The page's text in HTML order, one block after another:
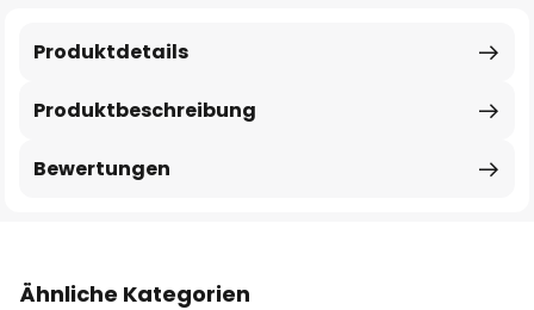
Produktbeschreibung
Produktdetails
Bewertungen
Ähnliche Kategorien